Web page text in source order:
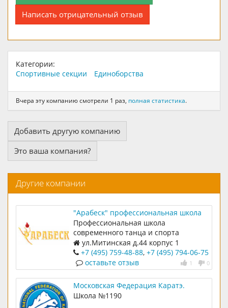
Написать отрицательный отзыв
Категории:
Спортивные секции
Единоборства
Вчера эту компанию смотрели 1 раз, полная статистика.
Добавить другую компанию
Это ваша компания?
Другие компании
"Арабеск" профессиональная школа
современного танца и спорта
Профессиональная школа
современного танца и спорта
ул.Митинская д.44 корпус 1
+7 (495) 759-48-88, +7 (495) 794-06-75
1 0
оставьте отзыв
Московская Федерация Каратэ.
Спортивный Клуб Айсберг
Школа №1190